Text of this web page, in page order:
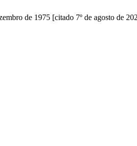
de 1975 [citado 7º de agosto de